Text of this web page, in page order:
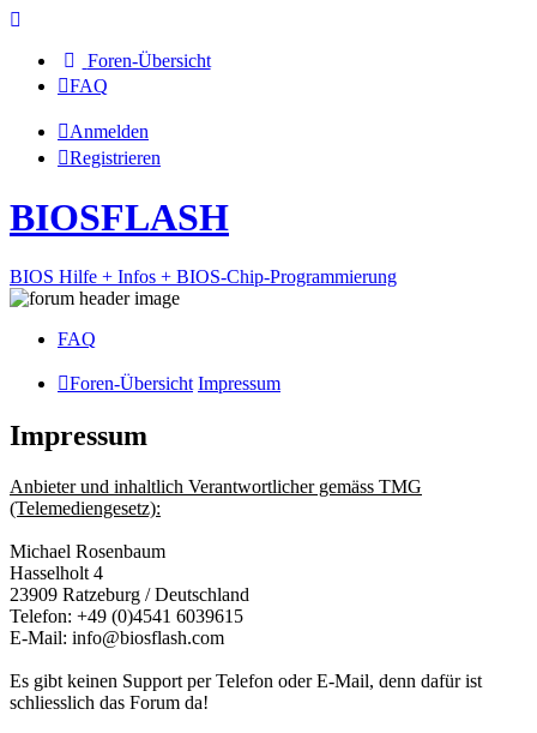
Foren-Übersicht
FAQ
Anmelden
Registrieren
BIOSFLASH
BIOS Hilfe + Infos + BIOS-Chip-Programmierung
FAQ
Foren-Übersicht Impressum
Impressum
Anbieter und inhaltlich Verantwortlicher gemäss TMG
(Telemediengesetz):
Michael Rosenbaum
Hasselholt 4
23909 Ratzeburg / Deutschland
Telefon: +49 (0)4541 6039615
E-Mail: info@biosflash.com
Es gibt keinen Support per Telefon oder E-Mail, denn dafür ist
schliesslich das Forum da!